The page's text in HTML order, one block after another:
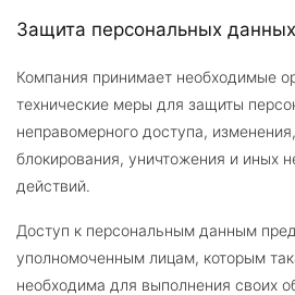
Защита персональных данных
Компания принимает необходимые
технические меры для защиты
неправомерного доступа,
блокирования, уничтожения и иных
действий.
Доступ к персональным данным
уполномоченным лицам, которым
необходима для выполнения своих